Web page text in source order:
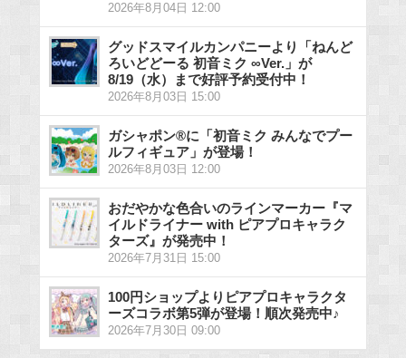
2026年8月04日 12:00
グッドスマイルカンパニーより「ねんど
ろいどどーる 初音ミク ∞Ver.」が
8/19（水）まで好評予約受付中！
2026年8月03日 15:00
ガシャポン®に「初音ミク みんなでプー
ルフィギュア」が登場！
2026年8月03日 12:00
おだやかな色合いのラインマーカー『マ
イルドライナー with ピアプロキャラク
ターズ』が発売中！
2026年7月31日 15:00
100円ショップよりピアプロキャラクタ
ーズコラボ第5弾が登場！順次発売中♪
2026年7月30日 09:00